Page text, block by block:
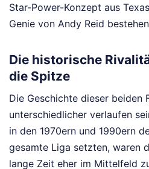
Star-Power-Konzept aus
Genie von Andy Reid
Die historische
die Spitze
Die Geschichte dieser beiden
unterschiedlicher verlaufen
in den 1970ern und 1990ern
gesamte Liga setzten, waren
lange Zeit eher im Mittelfeld